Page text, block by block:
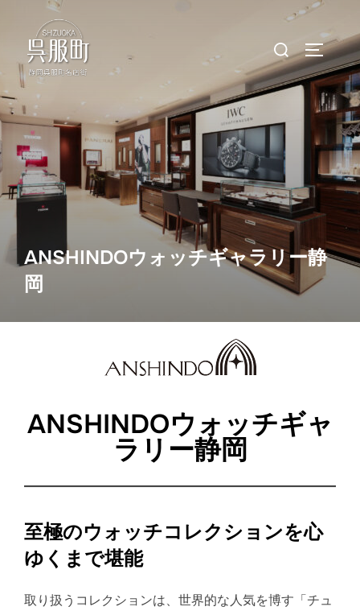
ン
ツ
へ
ス
キ
ッ
検
索
対
サイドバ
ANSHINDOウォッチギャラリー静
岡
ANSHINDOウォッチギャ
ラリー静岡
至極のウォッチコレクションを心
ゆくまで堪能
取り扱うコレクションは、世界的な人気を博す「チュ